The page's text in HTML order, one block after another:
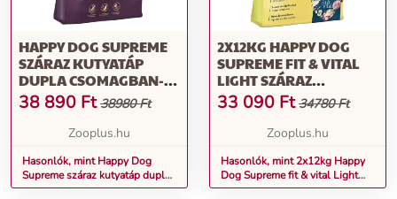
HAPPY DOG SUPREME
SZÁRAZ KUTYATÁP
DUPLA CSOMAGBAN-
IRLAND (2 X 12,5 KG)
38 890 Ft 38980 Ft
Zooplus.hu
Hasonlók, mint Happy Dog
Supreme száraz kutyatáp dupla
csomagban- Irland (2 x 12,5 kg)
2X12KG HAPPY DOG
SUPREME FIT & VITAL
LIGHT SZÁRAZ
KUTYATÁP
33 090 Ft 34780 Ft
Zooplus.hu
Hasonlók, mint 2x12kg Happy
Dog Supreme fit & vital Light
száraz kutyatáp